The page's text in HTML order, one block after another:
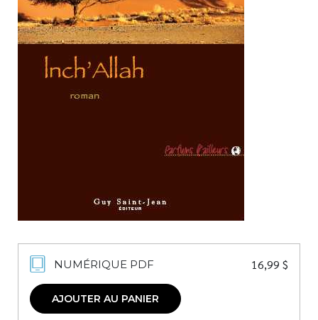
Nouveautés
Numérique
Livres audio
Page vedette
NUMÉRIQUE PDF 16,99 $
AJOUTER AU PANIER